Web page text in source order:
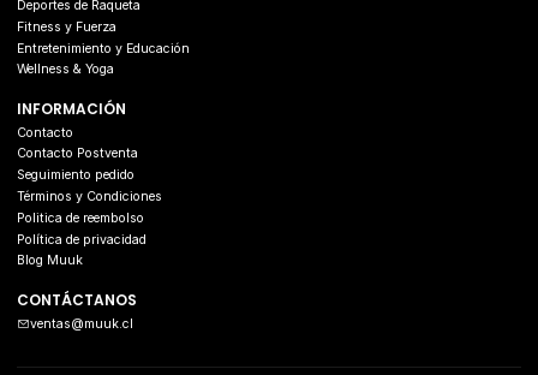
Deportes de Raqueta
Fitness y Fuerza
Entretenimiento y Educación
Wellness & Yoga
INFORMACIÓN
Contacto
Contacto Postventa
Seguimiento pedido
Términos y Condiciones
Politica de reembolso
Política de privacidad
Blog Muuk
CONTÁCTANOS
ventas@muuk.cl